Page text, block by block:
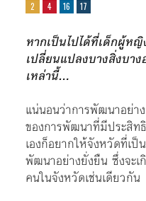
หากเป็นไปได้ที่เด็กผู้ห
เปลี่ยนแปลงบางสิ่งบา
เหล่านี้…
แน่นอนว่าการพัฒนาอย่
ของการพัฒนาที่มีประสิ
เองก็อยากให้จังหวัดที่เป็
พัฒนาอย่างยั่งยืน ซึ่งจะ
คนในจังหวัดเช่นเดียวกัน